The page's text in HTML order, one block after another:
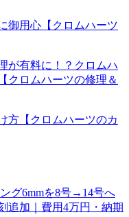
御用心【クロムハーツ
が有料に！？クロムハ
クロムハーツの修理＆
方【クロムハーツのカ